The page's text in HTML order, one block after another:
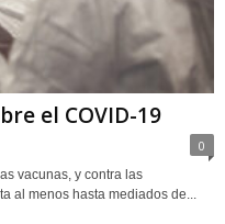
el COVID-19
0
vacunas, y contra las
al menos hasta mediados de...